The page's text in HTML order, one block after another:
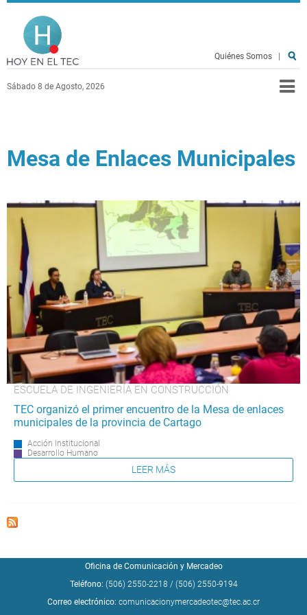
Pasar al contenido principal
Sábado 8 de Agosto, 2026
Quiénes Somos
Mesa de Enlaces Municipales
ESCUELA DE INGENIERÍA EN CONSTRUCCIÓN
TEC organizó el primer encuentro de la Mesa de enlaces
municipales de la provincia de Cartago
Acción Institucional
Desarrollo Humano
LEER MÁS
Oficina de Comunicación y Mercadeo
Teléfono: (506) 2550-2218 / (506) 2550-9194
Correo electrónico: comunicacionymercadeotec@tec.ac.cr